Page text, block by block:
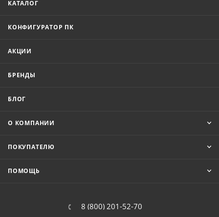
КАТАЛОГ
КОНФИГУРАТОР ПК
АКЦИИ
БРЕНДЫ
БЛОГ
О КОМПАНИИ
ПОКУПАТЕЛЮ
ПОМОЩЬ
8 (800) 201-52-70